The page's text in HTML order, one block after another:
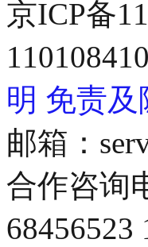
京ICP备
明 免责及
邮箱：
合作咨询
68456523